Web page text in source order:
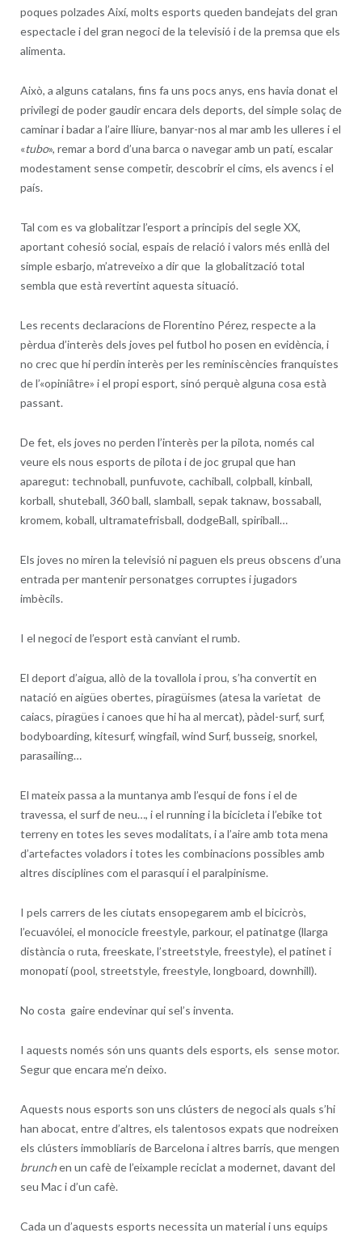
poques polzades Així, molts esports queden bandejats del gran
espectacle i del gran negoci de la televisió i de la premsa que els
alimenta.
Això, a alguns catalans, fins fa uns pocs anys, ens havia donat el
privilegi de poder gaudir encara dels deports, del simple solaç de
caminar i badar a l’aire lliure, banyar-nos al mar amb les ulleres i el
«tubo», remar a bord d’una barca o navegar amb un patí, escalar
modestament sense competir, descobrir el cims, els avencs i el
país.
Tal com es va globalitzar l’esport a principis del segle XX,
aportant cohesió social, espais de relació i valors més enllà del
simple esbarjo, m’atreveixo a dir que la globalització total
sembla que està revertint aquesta situació.
Les recents declaracions de Florentino Pérez, respecte a la
pèrdua d’interès dels joves pel futbol ho posen en evidència, i
no crec que hi perdin interès per les reminiscències franquistes
de l’«opiniâtre» i el propi esport, sinó perquè alguna cosa està
passant.
De fet, els joves no perden l’interès per la pilota, només cal
veure els nous esports de pilota i de joc grupal que han
aparegut: technoball, punfuvote, cachiball, colpball, kinball,
korball, shuteball, 360 ball, slamball, sepak taknaw, bossaball,
kromem, koball, ultramatefrisball, dodgeBall, spiriball…
Els joves no miren la televisió ni paguen els preus obscens d’una
entrada per mantenir personatges corruptes i jugadors
imbècils.
I el negoci de l’esport està canviant el rumb.
El deport d’aigua, allò de la tovallola i prou, s’ha convertit en
natació en aigües obertes, piragüismes (atesa la varietat de
caiacs, piragües i canoes que hi ha al mercat), pàdel-surf, surf,
bodyboarding, kitesurf, wingfail, wind Surf, busseig, snorkel,
parasailing…
El mateix passa a la muntanya amb l’esqui de fons i el de
travessa, el surf de neu…, i el running i la bicicleta i l’ebike tot
terreny en totes les seves modalitats, i a l’aire amb tota mena
d’artefactes voladors i totes les combinacions possibles amb
altres disciplines com el parasquí i el paralpinisme.
I pels carrers de les ciutats ensopegarem amb el bicicròs,
l’ecuavólei, el monocicle freestyle, parkour, el patinatge (llarga
distància o ruta, freeskate, l’streetstyle, freestyle), el patinet i
monopatí (pool, streetstyle, freestyle, longboard, downhill).
No costa gaire endevinar qui sel’s inventa.
I aquests només són uns quants dels esports, els sense motor.
Segur que encara me’n deixo.
Aquests nous esports son uns clústers de negoci als quals s’hi
han abocat, entre d’altres, els talentosos expats que nodreixen
els clústers immobliaris de Barcelona i altres barris, que mengen
brunchen un cafè de l’eixample reciclat a modernet, davant del
seu Mac i d’un cafè.
Cada un d’aquests esports necessita un material i uns equips